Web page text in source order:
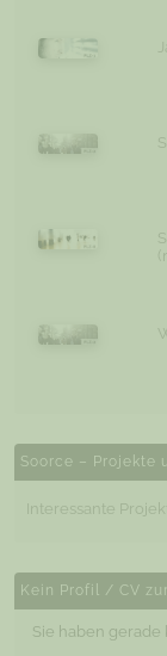
Soorce – Projekte
Interessante
Kein Profil / CV
Sie haben gerade